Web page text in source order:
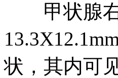
甲状腺右
状，其内可